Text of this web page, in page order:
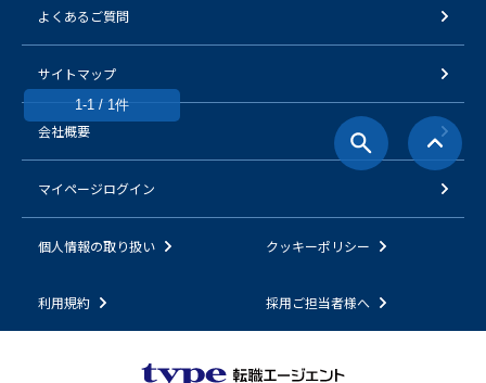
1-1 / 1件
よくあるご質問
サイトマップ
会社概要
マイページログイン
個人情報の取り扱い クッキーポリシー
利用規約 採用ご担当者様へ